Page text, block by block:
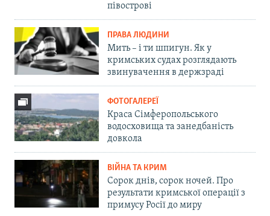
півострові
ПРАВА ЛЮДИНИ
Мить – і ти шпигун. Як у
кримських судах розглядають
звинувачення в держзраді
ФОТОГАЛЕРЕЇ
Краса Сімферопольського
водосховища та занедбаність
довкола
ВІЙНА ТА КРИМ
Сорок днів, сорок ночей. Про
результати кримської операції з
примусу Росії до миру